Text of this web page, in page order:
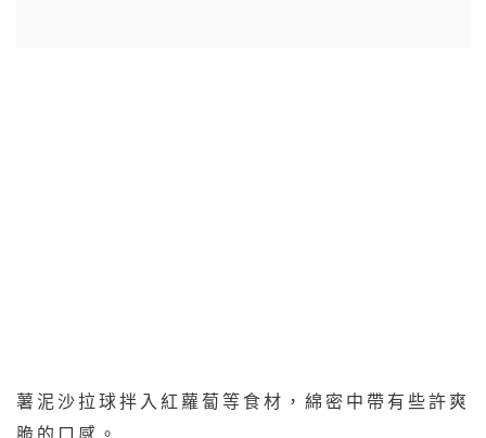
薯泥沙拉球拌入紅蘿蔔等食材，綿密中帶有些許爽